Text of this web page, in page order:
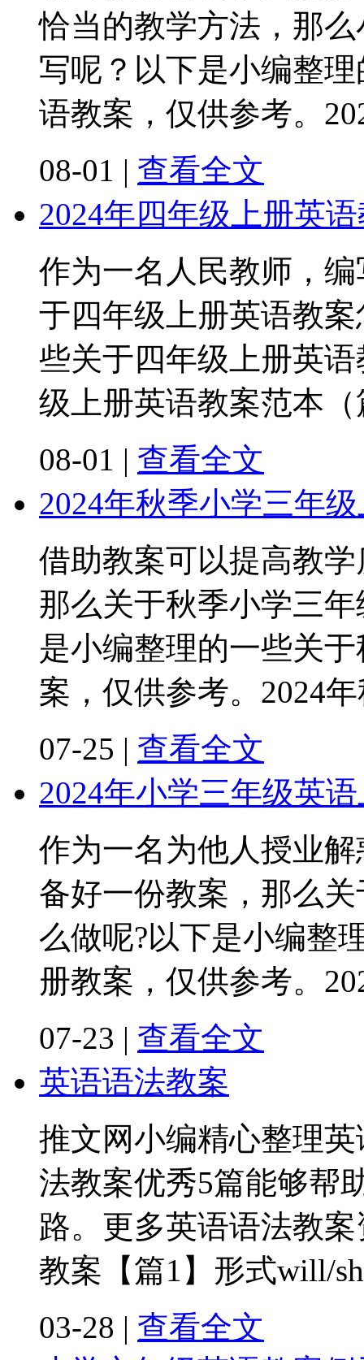
恰当的教学方法，那
写呢？以下是小编整
语教案，仅供参考。
08-01 | 查看全文
2024年四年级上册英
作为一名人民教师，
于四年级上册英语教
些关于四年级上册英
级上册英语教案范本
08-01 | 查看全文
2024年秋季小学三年
借助教案可以提高教
那么关于秋季小学三
是小编整理的一些关
案，仅供参考。2024
07-25 | 查看全文
2024年小学三年级英
作为一名为他人授业
备好一份教案，那么
么做呢?以下是小编整
册教案，仅供参考。
07-23 | 查看全文
英语语法教案
推文网小编精心整理
法教案优秀5篇能够帮
路。更多英语语法教
教案【篇1】形式will/
03-28 | 查看全文